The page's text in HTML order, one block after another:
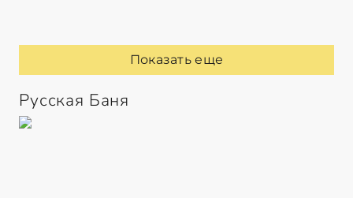
Показать еще
Русская Баня